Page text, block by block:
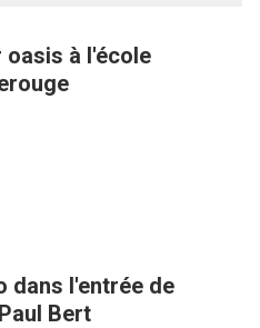
oasis à l'école
dans l'entrée de
Bert